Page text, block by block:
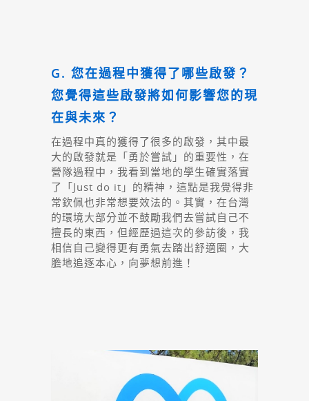
G. 您在過程中獲得了哪些啟發？
您覺得這些啟發將如何影響您的現
在與未來？
在過程中真的獲得了很多的啟發，其中最
大的啟發就是「勇於嘗試」的重要性，在
營隊過程中，我看到當地的學生確實落實
了「Just do it」的精神，這點是我覺得非
常欽佩也非常想要效法的。其實，在台灣
的環境大部分並不鼓勵我們去嘗試自己不
擅長的東西，但經歷過這次的參訪後，我
相信自己變得更有勇氣去踏出舒適圈，大
膽地追逐本心，向夢想前進！